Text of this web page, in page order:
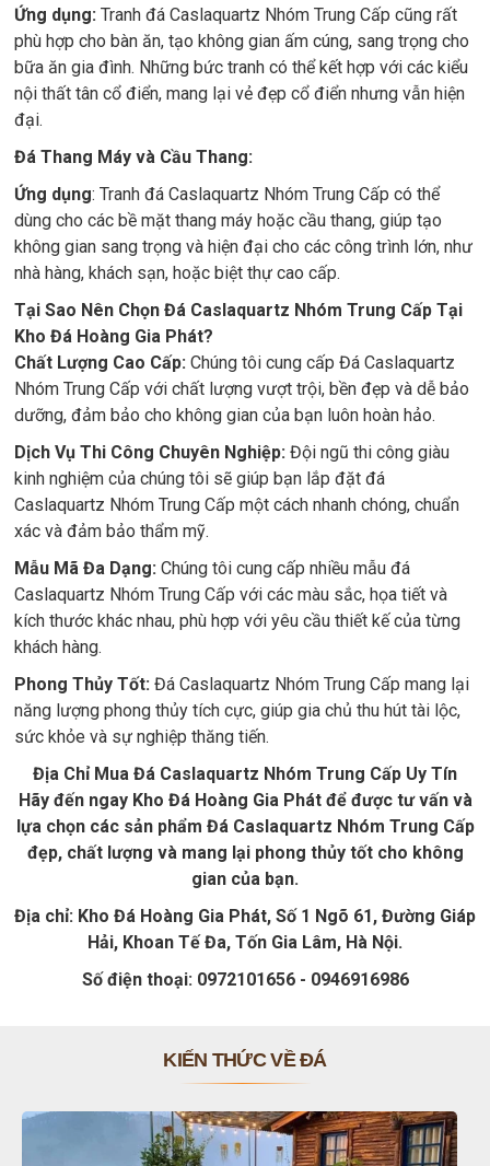
Ứng dụng: Tranh đá Caslaquartz Nhóm Trung Cấp cũng rất
phù hợp cho bàn ăn, tạo không gian ấm cúng, sang trọng cho
bữa ăn gia đình. Những bức tranh có thể kết hợp với các kiểu
nội thất tân cổ điển, mang lại vẻ đẹp cổ điển nhưng vẫn hiện
đại.
Đá Thang Máy và Cầu Thang:
Ứng dụng: Tranh đá Caslaquartz Nhóm Trung Cấp có thể
dùng cho các bề mặt thang máy hoặc cầu thang, giúp tạo
không gian sang trọng và hiện đại cho các công trình lớn, như
nhà hàng, khách sạn, hoặc biệt thự cao cấp.
Tại Sao Nên Chọn Đá Caslaquartz Nhóm Trung Cấp Tại
Kho Đá Hoàng Gia Phát?
Chất Lượng Cao Cấp: Chúng tôi cung cấp Đá Caslaquartz
Nhóm Trung Cấp với chất lượng vượt trội, bền đẹp và dễ bảo
dưỡng, đảm bảo cho không gian của bạn luôn hoàn hảo.
Dịch Vụ Thi Công Chuyên Nghiệp: Đội ngũ thi công giàu
kinh nghiệm của chúng tôi sẽ giúp bạn lắp đặt đá
Caslaquartz Nhóm Trung Cấp một cách nhanh chóng, chuẩn
xác và đảm bảo thẩm mỹ.
Mẫu Mã Đa Dạng: Chúng tôi cung cấp nhiều mẫu đá
Caslaquartz Nhóm Trung Cấp với các màu sắc, họa tiết và
kích thước khác nhau, phù hợp với yêu cầu thiết kế của từng
khách hàng.
Phong Thủy Tốt: Đá Caslaquartz Nhóm Trung Cấp mang lại
năng lượng phong thủy tích cực, giúp gia chủ thu hút tài lộc,
sức khỏe và sự nghiệp thăng tiến.
Địa Chỉ Mua Đá Caslaquartz Nhóm Trung Cấp Uy Tín
Hãy đến ngay Kho Đá Hoàng Gia Phát để được tư vấn và
lựa chọn các sản phẩm Đá Caslaquartz Nhóm Trung Cấp
đẹp, chất lượng và mang lại phong thủy tốt cho không
gian của bạn.
Địa chỉ: Kho Đá Hoàng Gia Phát, Số 1 Ngõ 61, Đường Giáp
Hải, Khoan Tế Đa, Tốn Gia Lâm, Hà Nội.
Số điện thoại: 0972101656 - 0946916986
KIẾN THỨC VỀ ĐÁ